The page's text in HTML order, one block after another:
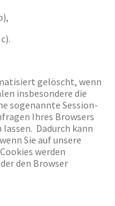
gelöscht, wenn
insbesondere die
sogenannte Session-
Ihres Browsers
Dadurch kann
Sie auf unsere
werden
den Browser